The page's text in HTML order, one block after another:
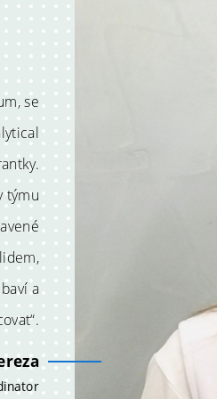
se
týmu
a